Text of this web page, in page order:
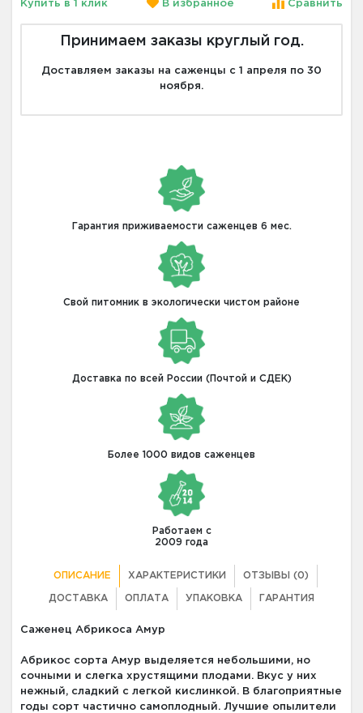
Купить в 1 клик В избранное Сравнить
Принимаем заказы круглый год.
Доставляем заказы на саженцы с 1 апреля по 30
ноября.
Гарантия приживаемости саженцев 6 мес.
Свой питомник в экологически чистом районе
Доставка по всей России (Почтой и СДЕК)
Более 1000 видов саженцев
Работаем с
2009 года
ОПИСАНИЕ ХАРАКТЕРИСТИКИ ОТЗЫВЫ (0)
ДОСТАВКА ОПЛАТА УПАКОВКА ГАРАНТИЯ
Саженец Абрикоса Амур
Абрикос сорта Амур выделяется небольшими, но
сочными и слегка хрустящими плодами. Вкус у них
нежный, сладкий с легкой кислинкой. В благоприятные
годы сорт частично самоплодный. Лучшие опылители